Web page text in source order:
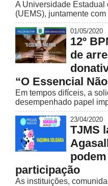
A Universidade Estadual
(UEMS), juntamente com
01/05/2020
12º
de
“O Essencial
Em tempos difíceis, a
desempenhado papel
23/04/2020
TJMS
participação
As instituições,